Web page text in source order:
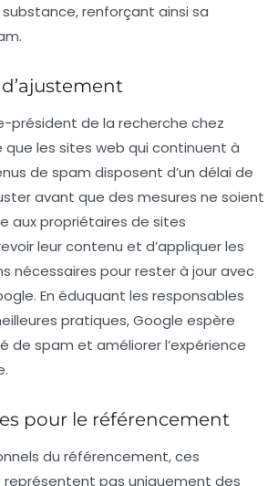
renforçant ainsi sa
président de la recherche chez
que les sites web qui continuent à
de spam disposent d’un délai de
avant que des mesures ne soient
aux propriétaires de sites
leur contenu et d’appliquer les
nécessaires pour rester à jour avec
En éduquant les responsables
pratiques, Google espère
de spam et améliorer l’expérience
pour le référencement
du référencement, ces
pas uniquement des